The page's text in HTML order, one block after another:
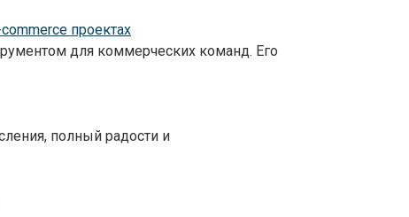
проектах
для коммерческих команд. Его
полный радости и